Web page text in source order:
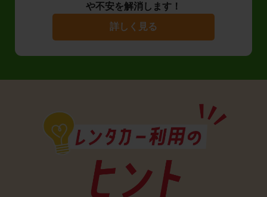
や不安を解消します！
詳しく見る